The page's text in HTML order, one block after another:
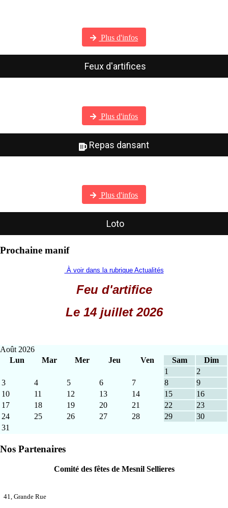
Plus d'infos
Feux d'artifices
Plus d'infos
Repas dansant
Plus d'infos
Loto
Prochaine manif
À voir dans la rubrique Actualités
Feu d'artifice
Le 14 juillet 2026
Août 2026
Lun
Mar Mer Jeu Ven Sam
Dim
1
2
3
4 5 6 7 8
9
10
11 12 13 14 15
16
17
18 19 20 21 22
23
24
25 26 27 28 29
30
31
Nos Partenaires
Comité des fêtes de Mesnil Sellieres
41, Grande Rue